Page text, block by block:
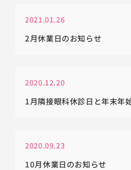
2021.01.26
2月休業日のお知らせ
2020.12.20
1月隣接眼科休診日と年末年
2020.09.23
10月休業日のお知らせ